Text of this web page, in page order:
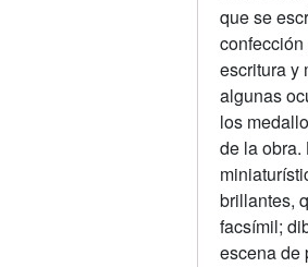
que se
escritura y
algunas
los
de la obra.
brillantes,
facsímil;
escena de